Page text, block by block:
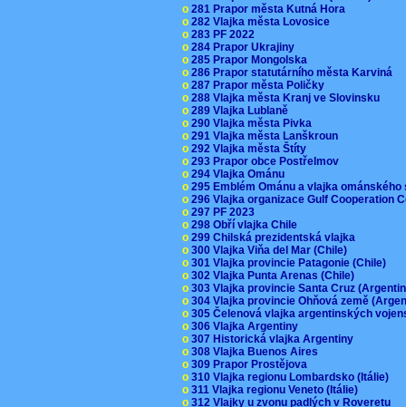
o 281 Prapor města Kutná Hora
o 282 Vlajka města Lovosice
o 283 PF 2022
o 284 Prapor Ukrajiny
o 285 Prapor Mongolska
o 286 Prapor statutárního města Karviná
o 287 Prapor města Poličky
o 288 Vlajka města Kranj ve Slovinsku
o 289 Vlajka Lublaně
o 290 Vlajka města Pivka
o 291 Vlajka města Lanškroun
o 292 Vlajka města Štíty
o 293 Prapor obce Postřelmov
o 294 Vlajka Ománu
o 295 Emblém Ománu a vlajka
o 296 Vlajka organizace Gulf Cooperation
o 297 PF 2023
o 298 Obří vlajka Chile
o 299 Chilská prezidentská vlajka
o 300 Vlajka Viňa del Mar (Chile)
o 301 Vlajka provincie Patagonie (Chile)
o 302 Vlajka Punta Arenas (Chile)
o 303 Vlajka provincie Santa Cruz
o 304 Vlajka provincie Ohňová země
o 305 Čelenová vlajka argentinských
o 306 Vlajka Argentiny
o 307 Historická vlajka Argentiny
o 308 Vlajka Buenos Aires
o 309 Prapor Prostějova
o 310 Vlajka regionu Lombardsko (Itálie)
o 311 Vlajka regionu Veneto (Itálie)
o 312 Vlajky u zvonu padlých v Roveretu